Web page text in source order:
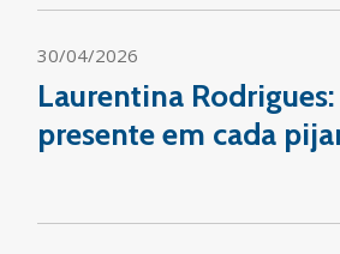
30/04/2026
Laurentina
presente em cada